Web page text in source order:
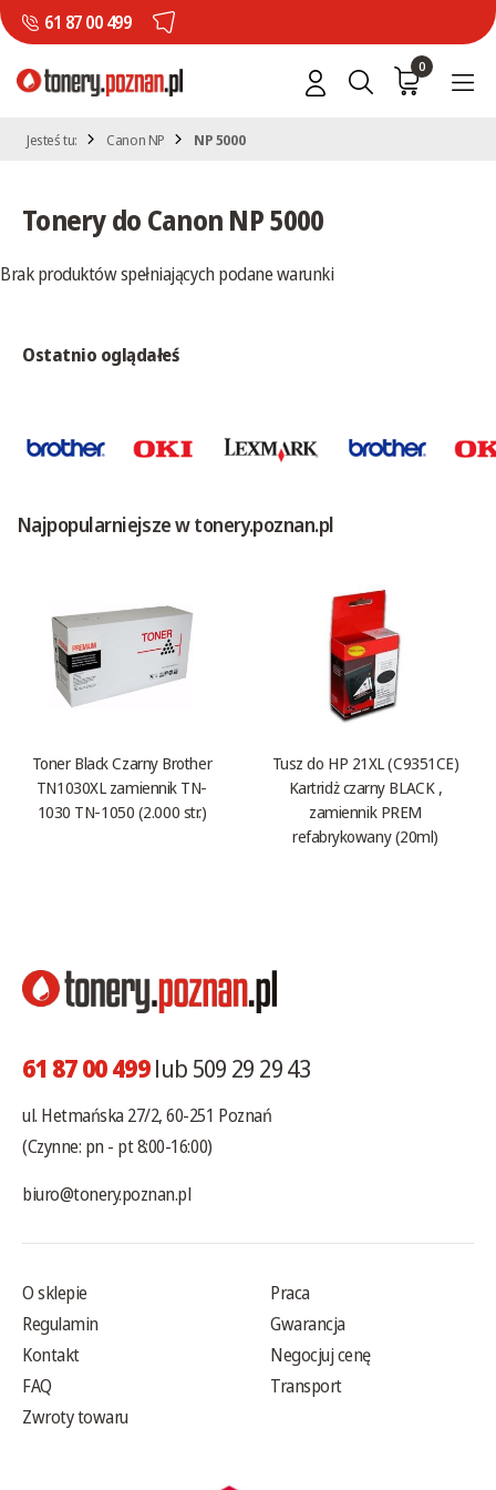
61 87 00 499
0
Jesteś tu: Canon NP NP 5000
Tonery do Canon NP 5000
Brak produktów spełniających podane warunki
Ostatnio oglądałeś
Najpopularniejsze w tonery.poznan.pl
Toner Black Czarny Brother
TN1030XL zamiennik TN-
1030 TN-1050 (2.000 str.)
Tusz do HP 21XL (C9351CE)
Kartridż czarny BLACK ,
zamiennik PREM
refabrykowany (20ml)
61 87 00 499lub 509 29 29 43
ul. Hetmańska 27/2, 60-251 Poznań
(Czynne: pn - pt 8:00-16:00)
biuro@tonery.poznan.pl
O sklepie
Regulamin
Kontakt
FAQ
Zwroty towaru
Praca
Gwarancja
Negocjuj cenę
Transport